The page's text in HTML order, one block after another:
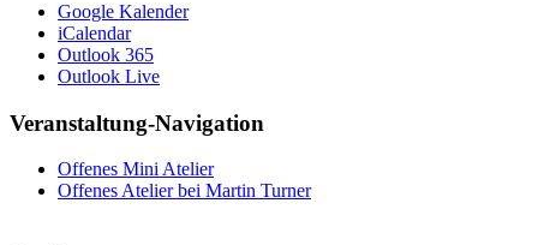
Google Kalender
iCalendar
Outlook 365
Outlook Live
Veranstaltung-Navigation
Offenes Mini Atelier
Offenes Atelier bei Martin Turner